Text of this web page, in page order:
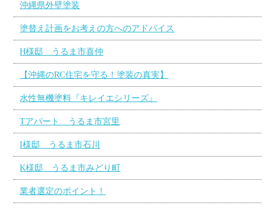
沖縄県外壁塗装
塗替え計画をお考えの方へのアドバイス
H様邸 うるま市喜仲
【沖縄のRC住宅を守る！塗装の真実】
水性無機塗料『キレイエシリーズ』
Tアパート うるま市宮里
I様邸 うるま市石川
K様邸 うるま市みどり町
業者選定のポイント！